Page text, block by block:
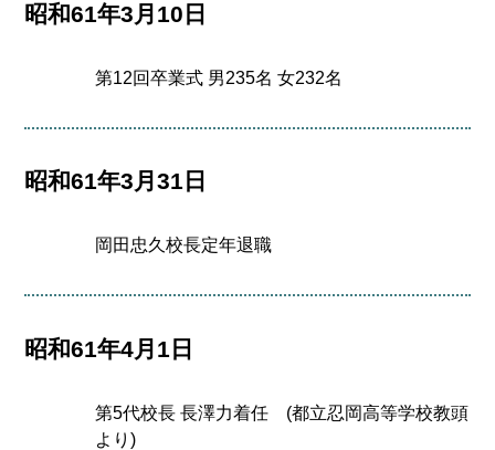
昭和61年3月10日
第12回卒業式 男235名 女232名
昭和61年3月31日
岡田忠久校長定年退職
昭和61年4月1日
第5代校長 長澤力着任 (都立忍岡高等学校教頭
より)